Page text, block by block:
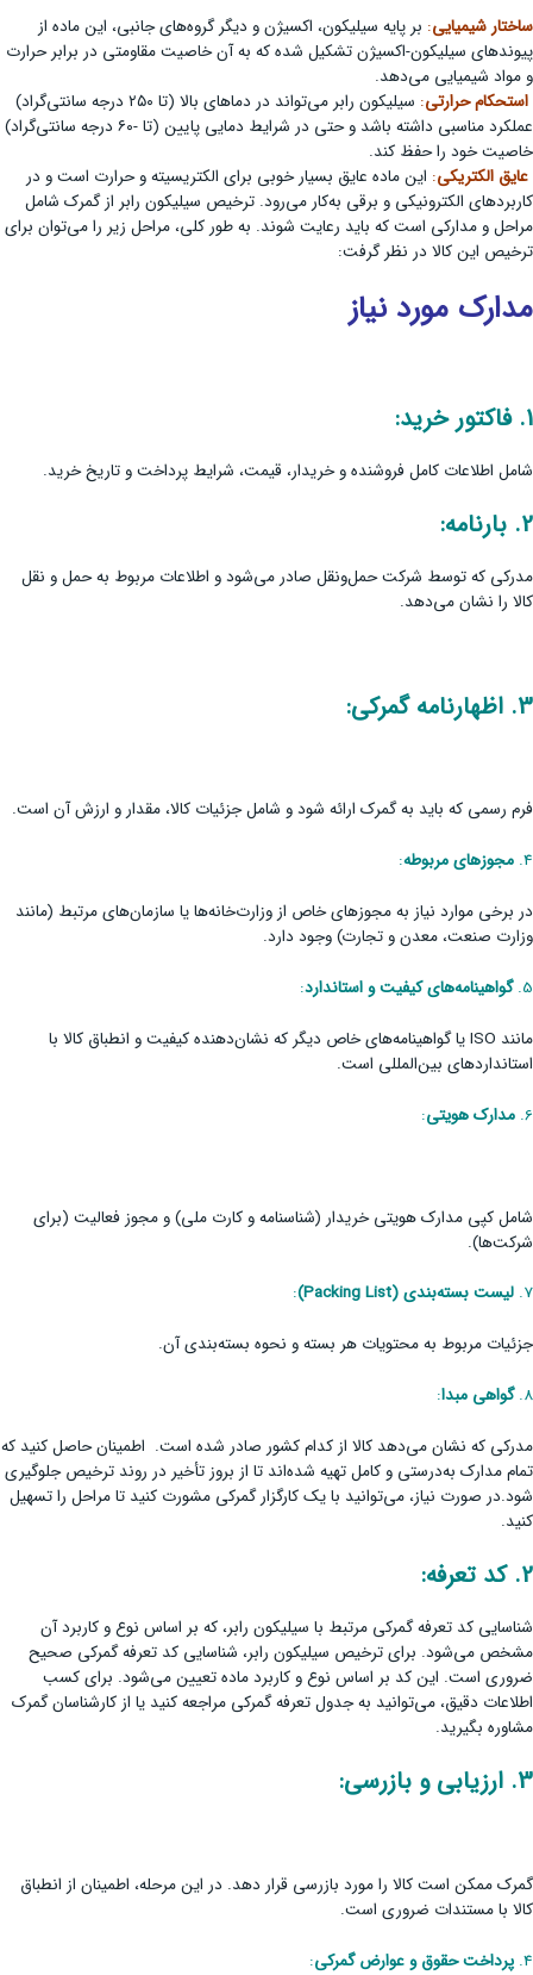
ساختار شیمیایی: بر پایه سیلیکون، اکسیژن و دیگر گروه‌های جانبی، این ماده از
پیوندهای سیلیکون-اکسیژن تشکیل شده که به آن خاصیت مقاومتی در برابر حرارت
و مواد شیمیایی می‌دهد.
استحکام حرارتی:
سیلیکون رابر می‌تواند در دماهای بالا (تا ۲۵۰ درجه سانتی‌گراد)
عملکرد مناسبی داشته باشد و حتی در شرایط دمایی پایین (تا -۶۰ درجه سانتی‌گراد)
خاصیت خود را حفظ کند.
عایق الکتریکی: این ماده عایق بسیار خوبی برای الکتریسیته و حرارت است و در
کاربردهای الکترونیکی و برقی به‌کار می‌رود. ترخیص سیلیکون رابر از گمرک شامل
مراحل و مدارکی است که باید رعایت شوند. به طور کلی، مراحل زیر را می‌توان برای
ترخیص این کالا در نظر گرفت:
مدارک مورد نیاز
1. فاکتور خرید:
شامل اطلاعات کامل فروشنده و خریدار، قیمت، شرایط پرداخت و تاریخ خرید.
2. بارنامه:
مدرکی که توسط شرکت حمل‌ونقل صادر می‌شود و اطلاعات مربوط به حمل و نقل
کالا را نشان می‌دهد.
3. اظهارنامه گمرکی:
فرم رسمی که باید به گمرک ارائه شود و شامل جزئیات کالا، مقدار و ارزش آن است.
4. مجوزهای مربوطه:
در برخی موارد نیاز به مجوزهای خاص از وزارت‌خانه‌ها یا سازمان‌های مرتبط (مانند
وزارت صنعت، معدن و تجارت) وجود دارد.
5. گواهینامه‌های کیفیت و استاندارد:
مانند ISO یا گواهینامه‌های خاص دیگر که نشان‌دهنده کیفیت و انطباق کالا با
استانداردهای بین‌المللی است.
6. مدارک هویتی:
شامل کپی مدارک هویتی خریدار (شناسنامه و کارت ملی) و مجوز فعالیت (برای
شرکت‌ها).
7. لیست بسته‌بندی(Packing List)
:
جزئیات مربوط به محتویات هر بسته و نحوه بسته‌بندی آن.
8. گواهی مبدا:
مدرکی که نشان می‌دهد کالا از کدام کشور صادر شده است. اطمینان حاصل کنید که
تمام مدارک به‌درستی و کامل تهیه شده‌اند تا از بروز تأخیر در روند ترخیص جلوگیری
شود.در صورت نیاز، می‌توانید با یک کارگزار گمرکی مشورت کنید تا مراحل را تسهیل
کنید.
2. کد تعرفه:
شناسایی کد تعرفه گمرکی مرتبط با سیلیکون رابر، که بر اساس نوع و کاربرد آن
مشخص می‌شود. برای ترخیص سیلیکون رابر، شناسایی کد تعرفه گمرکی صحیح
ضروری است. این کد بر اساس نوع و کاربرد ماده تعیین می‌شود. برای کسب
اطلاعات دقیق، می‌توانید به جدول تعرفه گمرکی مراجعه کنید یا از کارشناسان گمرک
مشاوره بگیرید.
3. ارزیابی و بازرسی:
گمرک ممکن است کالا را مورد بازرسی قرار دهد. در این مرحله، اطمینان از انطباق
کالا با مستندات ضروری است.
4. پرداخت حقوق و عوارض گمرکی: